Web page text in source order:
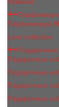
Парфюмерия
Luxe collection
Подарочные
Подарочные
Подарочные
Подарочные